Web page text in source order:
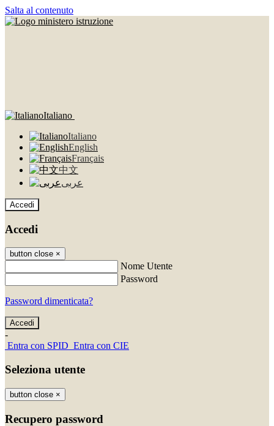
Salta al contenuto
Italiano
Italiano
English
Français
中文
عربى
Accedi
Accedi
button close ×
Nome Utente
Password
Password dimenticata?
-
Entra con SPID Entra con CIE
Seleziona utente
button close ×
Recupero password